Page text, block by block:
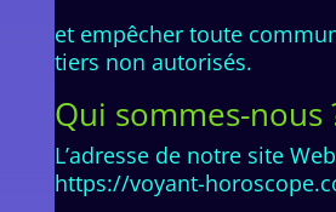
et empêcher toute
tiers non autorisés.
Qui sommes-nous
L’adresse de notre site
https://voyant-